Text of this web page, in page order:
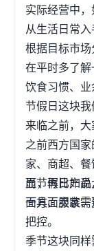
还是走量，还
有大市场，
爆的时间有
鞋类的，有
可以的，并且
本是很低的
的。由上面
的几点：第
市场一定有，
势要让优势更
介”，赚点中
这样有的优势
货，所以为了
实际经营中，
从生活日常
根据目标市
在平时多了
饮食习惯、业
节假日这块
来临之前，
之前西方国
家、商超、
显，再比如
面具、服装
而节假日产
一方面卖家
把控。
季节这块同样